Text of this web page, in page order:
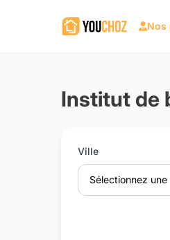
Nos
Institut de
Ville
Sélectionnez une